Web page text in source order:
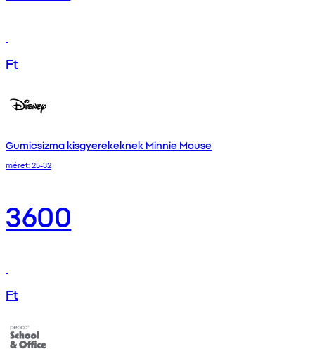
Ft
Gumicsizma kisgyerekeknek Minnie Mouse
méret: 25-32
3600
Ft